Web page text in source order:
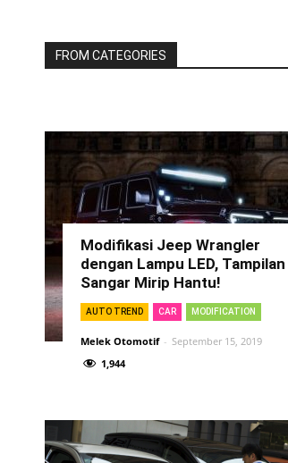
FROM CATEGORIES
Modifikasi Jeep Wrangler
dengan Lampu LED, Tampilan
Sangar Mirip Hantu!
AUTO TREND CAR MODIFICATION
Melek Otomotif - September 15, 2019
1,944